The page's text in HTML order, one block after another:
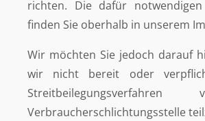
richten. Die dafür notwendigen
finden Sie oberhalb in unserem
Wir möchten Sie jedoch darauf
wir nicht bereit oder
Verbraucherschlichtungsstelle